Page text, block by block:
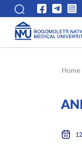
Home